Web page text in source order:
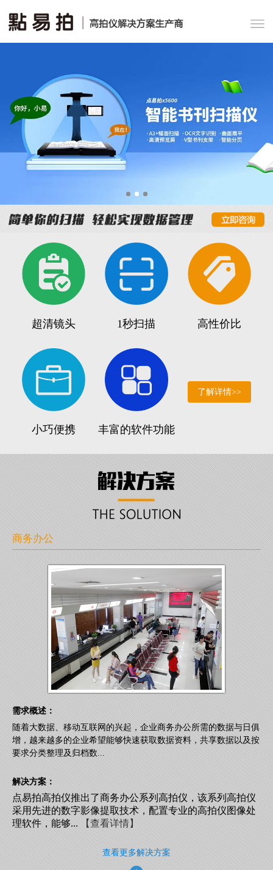
超清镜头 1秒扫描 高性价比
小巧便携 丰富的软件功能
了解详情>>
商务办公
需求概述：
随着大数据、移动互联网的兴起，企业商务办公所需的数据与日俱
增，越来越多的企业希望能够快速获取数据资料，共享数据以及按
要求分类整理及归档数...
解决方案：
点易拍高拍仪推出了商务办公系列高拍仪，该系列高拍仪
采用先进的数字影像提取技术，配置专业的高拍仪图像处
理软件，能够...【查看详情】
查看更多解决方案